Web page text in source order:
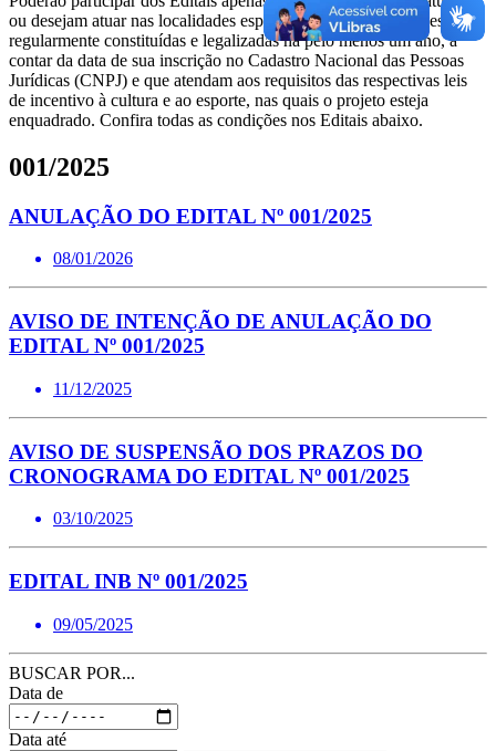
ou desejam atuar nas localidades especificadas nos Editais e estejam
regularmente constituídas e legalizadas há pelo menos um ano, a
contar da data de sua inscrição no Cadastro Nacional das Pessoas
Jurídicas (CNPJ) e que atendam aos requisitos das respectivas leis
de incentivo à cultura e ao esporte, nas quais o projeto esteja
enquadrado. Confira todas as condições nos Editais abaixo.
001/2025
ANULAÇÃO DO EDITAL Nº 001/2025
08/01/2026
AVISO DE INTENÇÃO DE ANULAÇÃO DO
EDITAL Nº 001/2025
11/12/2025
AVISO DE SUSPENSÃO DOS PRAZOS DO
CRONOGRAMA DO EDITAL Nº 001/2025
03/10/2025
EDITAL INB Nº 001/2025
09/05/2025
BUSCAR POR...
Data de
Data até